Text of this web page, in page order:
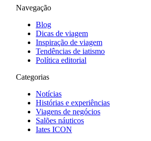
Navegação
Blog
Dicas de viagem
Inspiração de viagem
Tendências de iatismo
Política editorial
Categorias
Notícias
Histórias e experiências
Viagens de negócios
Salões náuticos
Iates ICON